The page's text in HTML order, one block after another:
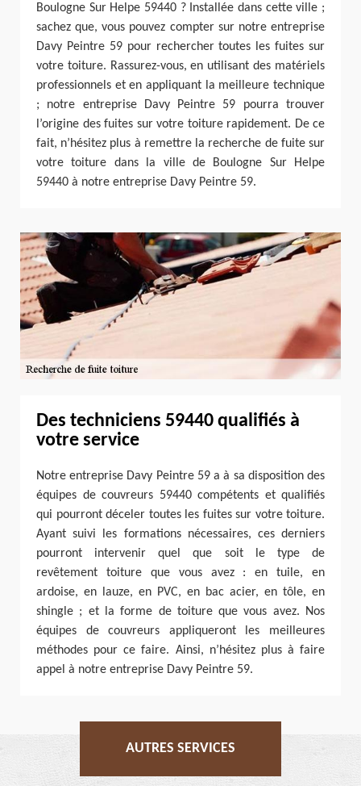
Boulogne Sur Helpe 59440 ? Installée dans cette ville ;
sachez que, vous pouvez compter sur notre entreprise
Davy Peintre 59 pour rechercher toutes les fuites sur
votre toiture. Rassurez-vous, en utilisant des matériels
professionnels et en appliquant la meilleure technique
; notre entreprise Davy Peintre 59 pourra trouver
l’origine des fuites sur votre toiture rapidement. De ce
fait, n’hésitez plus à remettre la recherche de fuite sur
votre toiture dans la ville de Boulogne Sur Helpe
59440 à notre entreprise Davy Peintre 59.
Des techniciens 59440 qualifiés à
votre service
Notre entreprise Davy Peintre 59 a à sa disposition des
équipes de couvreurs 59440 compétents et qualifiés
qui pourront déceler toutes les fuites sur votre toiture.
Ayant suivi les formations nécessaires, ces derniers
pourront intervenir quel que soit le type de
revêtement toiture que vous avez : en tuile, en
ardoise, en lauze, en PVC, en bac acier, en tôle, en
shingle ; et la forme de toiture que vous avez. Nos
équipes de couvreurs appliqueront les meilleures
méthodes pour ce faire. Ainsi, n’hésitez plus à faire
appel à notre entreprise Davy Peintre 59.
AUTRES SERVICES